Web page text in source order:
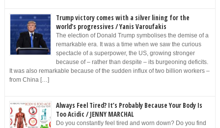
Trump victory comes with a silver lining for the
world’s progressives / Yanis Varoufakis
The election of Donald Trump symbolises the demise of a
remarkable era. It was a time when we saw the curious
spectacle of a superpower, the US, growing stronger
because of – rather than despite – its burgeoning deficits.
It was also remarkable because of the sudden influx of two billion workers –
from China […]
Always Feel Tired? It’s Probably Because Your Body Is
Too Acidic / JENNY MARCHAL
Do you constantly feel tired and worn down? Do you find